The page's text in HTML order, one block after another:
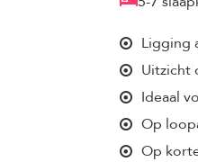
Ligging
Uitzicht
Ideaal
Op
Op